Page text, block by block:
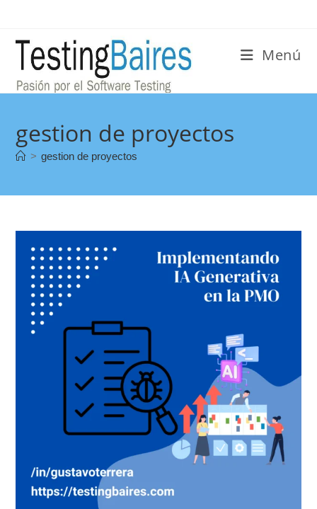
Menú
gestion de proyectos
> gestion de proyectos